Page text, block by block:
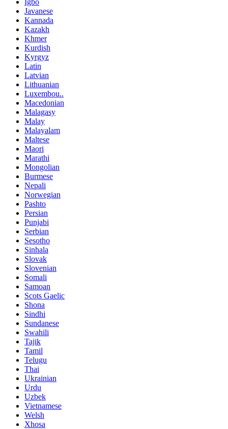
Igbo
Javanese
Kannada
Kazakh
Khmer
Kurdish
Kyrgyz
Latin
Latvian
Lithuanian
Luxembou..
Macedonian
Malagasy
Malay
Malayalam
Maltese
Maori
Marathi
Mongolian
Burmese
Nepali
Norwegian
Pashto
Persian
Punjabi
Serbian
Sesotho
Sinhala
Slovak
Slovenian
Somali
Samoan
Scots Gaelic
Shona
Sindhi
Sundanese
Swahili
Tajik
Tamil
Telugu
Thai
Ukrainian
Urdu
Uzbek
Vietnamese
Welsh
Xhosa